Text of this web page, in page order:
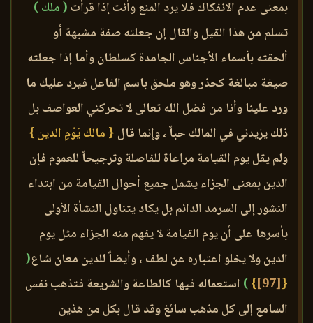
بمعنى عدم الانفكاك فلا يرد المنع وأنت إذا قرأت ( ملك )
تسلم من هذا القيل والقال إن جعلته صفة مشبهة أو
ألحقته بأسماء الأجناس الجامدة كسلطان وأما إذا جعلته
صيغة مبالغة كحذر وهو ملحق باسم الفاعل فيرد عليك ما
ورد علينا وأنا من فضل الله تعالى لا تحركني العواصف بل
ذلك يزيدني في المالك حباً ، وإنما قال { مالك يَوْمِ الدين }
ولم يقل يوم القيامة مراعاة للفاصلة وترجيحاً للعموم فإن
الدين بمعنى الجزاء يشمل جميع أحوال القيامة من ابتداء
النشور إلى السرمد الدائم بل يكاد يتناول النشأة الأولى
بأسرها على أن يوم القيامة لا يفهم منه الجزاء مثل يوم
الدين ولا يخلو اعتباره عن لطف ، وأيضاً للدين معان شاع(
{
[97]
}
) استعماله فيها كالطاعة والشريعة فتذهب نفس
السامع إلى كل مذهب سائغ وقد قال بكل من هذين